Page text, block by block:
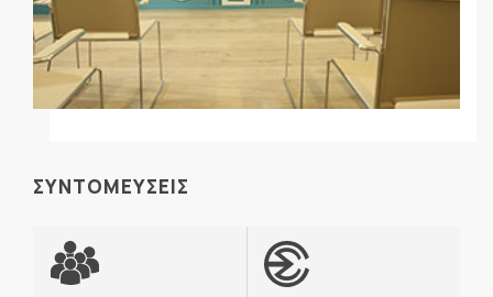
ΣΥΝΤΟΜΕΥΣΕΙΣ